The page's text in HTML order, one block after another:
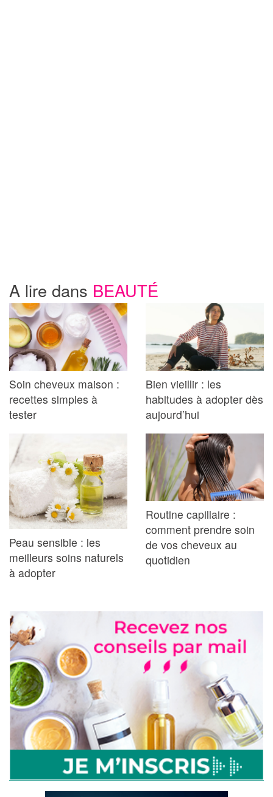
A lire dans BEAUTÉ
Soin cheveux maison :
recettes simples à
tester
Bien vieillir : les
habitudes à adopter dès
aujourd’hui
Peau sensible : les
meilleurs soins naturels
à adopter
Routine capillaire :
comment prendre soin
de vos cheveux au
quotidien